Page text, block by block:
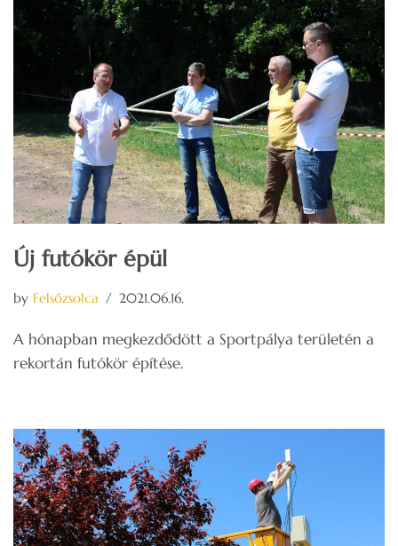
Új futókör épül
by Felsőzsolca 2021.06.16.
A hónapban megkezdődött a Sportpálya területén a
rekortán futókör építése.